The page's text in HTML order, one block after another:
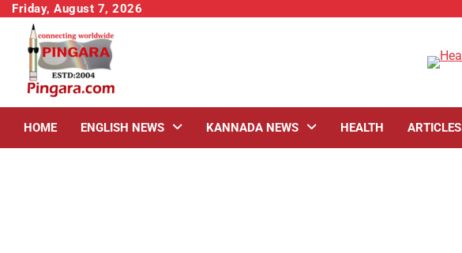
Skip
content
Friday, August 7, 2026
HOME ENGLISH NEWS KANNADA NEWS HEALTH ARTICLES